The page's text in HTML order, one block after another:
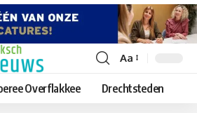
Lettergrootte
aanpassen
Aa
Overflakkee Drechtsteden